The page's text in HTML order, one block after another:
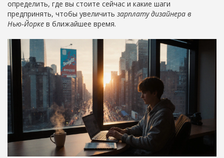
определить, где вы стоите сейчас и какие шаги
предпринять, чтобы увеличить зарплату дизайнера в
Нью‑Йорке в ближайшее время.